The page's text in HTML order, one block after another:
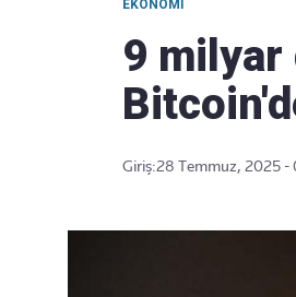
EKONOMI
9 milyar
Giriş:28 Temmuz, 2025 -